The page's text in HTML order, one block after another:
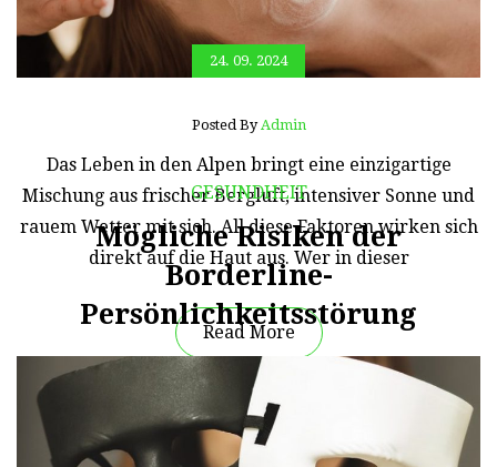
24. 09. 2024
Posted By Admin
Das Leben in den Alpen bringt eine einzigartige
Mischung aus frischer Bergluft, intensiver Sonne und
rauem Wetter mit sich. All diese Faktoren wirken sich
direkt auf die Haut aus. Wer in dieser
Read More
GESUNDHEIT
Mögliche Risiken der
Borderline-
Persönlichkeitsstörung